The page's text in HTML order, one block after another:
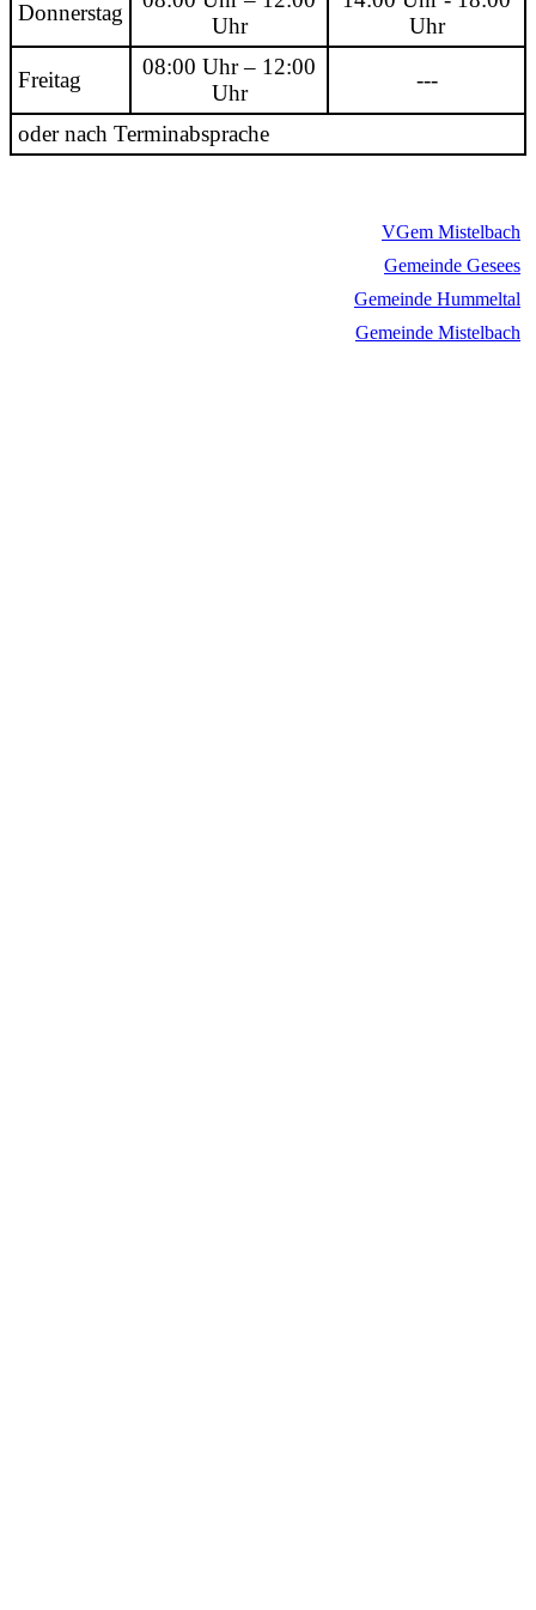
Donnerstag
Uhr
Uhr
Freitag
08:00 Uhr – 12:00
Uhr
---
oder nach Terminabsprache
VGem Mistelbach
Gemeinde Gesees
Gemeinde Hummeltal
Gemeinde Mistelbach